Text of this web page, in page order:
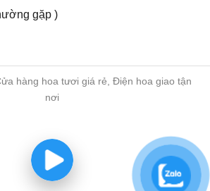
gặp )
hàng hoa tươi giá rẻ, Điện hoa giao tận
nơi